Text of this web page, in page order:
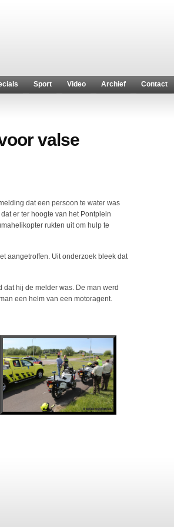
Sport Video Archief Contact
valse
dat een persoon te water was
er ter hoogte van het Pontplein
rukten uit om hulp te
aangetroffen. Uit onderzoek bleek dat
hij de melder was. De man werd
een helm van een motoragent.